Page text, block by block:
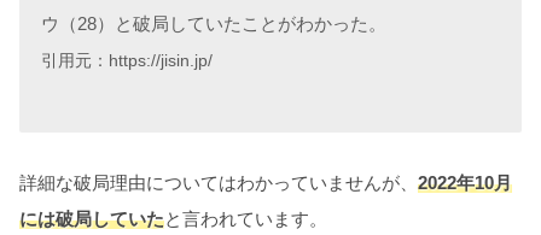
ウ（28）と破局していたことがわかった。
引用元：https://jisin.jp/
詳細な破局理由についてはわかっていませんが、 2022年10月
には破局していたと言われています。